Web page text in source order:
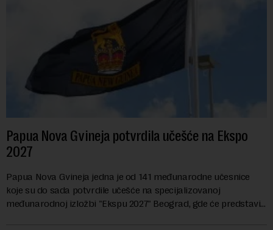
Papua Nova Gvineja potvrdila učešće na Ekspo
2027
Papua Nova Gvineja jedna je od 141 međunarodne učesnice
koje su do sada potvrdile učešće na specijalizovanoj
međunarodnoj izložbi "Ekspu 2027" Beograd, gde će predstaviti